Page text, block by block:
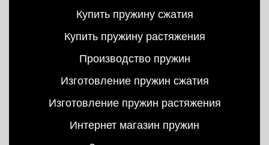
Купить пружину сжатия
Купить пружину растяжения
Производство пружин
Изготовление пружин сжатия
Изготовление пружин растяжения
Интернет магазин пружин